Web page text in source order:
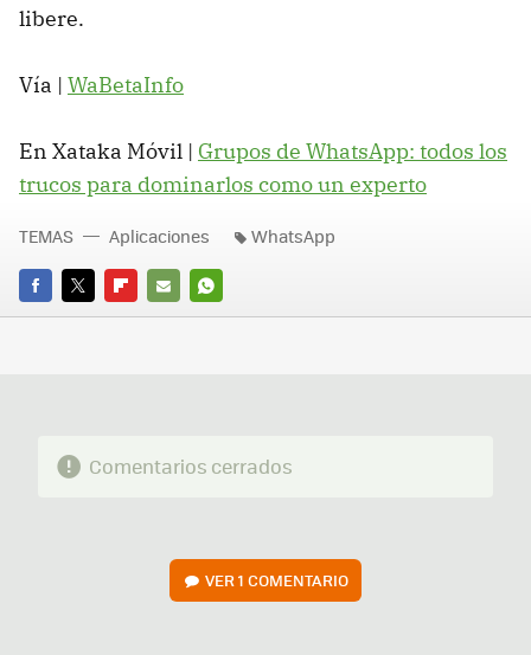
libere.
Vía | WaBetaInfo
En Xataka Móvil | Grupos de WhatsApp: todos los
trucos para dominarlos como un experto
FACEBOOK
TWITTERFLIPBOARD
E-
WHATSAPP
TEMAS Aplicaciones WhatsApp
Comentarios cerrados
VER1 COMENTARIO